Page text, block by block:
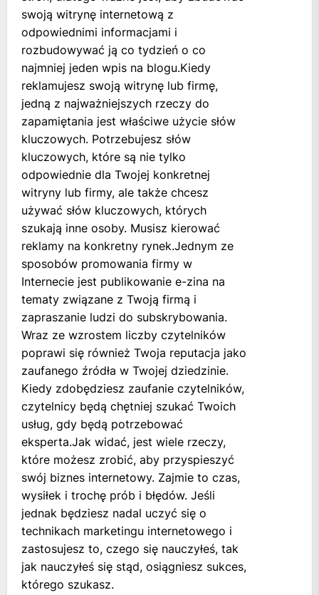
swoją witrynę internetową z
odpowiednimi informacjami i
rozbudowywać ją co tydzień o co
najmniej jeden wpis na blogu.Kiedy
reklamujesz swoją witrynę lub firmę,
jedną z najważniejszych rzeczy do
zapamiętania jest właściwe użycie słów
kluczowych. Potrzebujesz słów
kluczowych, które są nie tylko
odpowiednie dla Twojej konkretnej
witryny lub firmy, ale także chcesz
używać słów kluczowych, których
szukają inne osoby. Musisz kierować
reklamy na konkretny rynek.Jednym ze
sposobów promowania firmy w
Internecie jest publikowanie e-zina na
tematy związane z Twoją firmą i
zapraszanie ludzi do subskrybowania.
Wraz ze wzrostem liczby czytelników
poprawi się również Twoja reputacja jako
zaufanego źródła w Twojej dziedzinie.
Kiedy zdobędziesz zaufanie czytelników,
czytelnicy będą chętniej szukać Twoich
usług, gdy będą potrzebować
eksperta.Jak widać, jest wiele rzeczy,
które możesz zrobić, aby przyspieszyć
swój biznes internetowy. Zajmie to czas,
wysiłek i trochę prób i błędów. Jeśli
jednak będziesz nadal uczyć się o
technikach marketingu internetowego i
zastosujesz to, czego się nauczyłeś, tak
jak nauczyłeś się stąd, osiągniesz sukces,
którego szukasz.